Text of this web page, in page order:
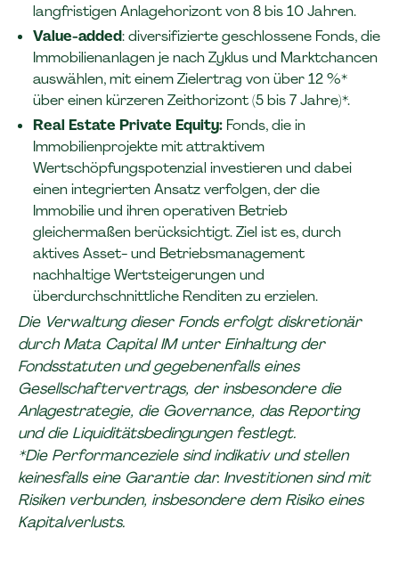
langfristigen Anlagehorizont von 8 bis 10 Jahren.
Value-added: diversifizierte geschlossene Fonds, die
Immobilienanlagen je nach Zyklus und Marktchancen
auswählen, mit einem Zielertrag von über 12 %*
über einen kürzeren Zeithorizont (5 bis 7 Jahre)*.
Real Estate Private Equity: Fonds, die in
Immobilienprojekte mit attraktivem
Wertschöpfungspotenzial investieren und dabei
einen integrierten Ansatz verfolgen, der die
Immobilie und ihren operativen Betrieb
gleichermaßen berücksichtigt. Ziel ist es, durch
aktives Asset- und Betriebsmanagement
nachhaltige Wertsteigerungen und
überdurchschnittliche Renditen zu erzielen.
Die Verwaltung dieser Fonds erfolgt diskretionär
durch Mata Capital IM unter Einhaltung der
Fondsstatuten und gegebenenfalls eines
Gesellschaftervertrags, der insbesondere die
Anlagestrategie, die Governance, das Reporting
und die Liquiditätsbedingungen festlegt.
*Die Performanceziele sind indikativ und stellen
keinesfalls eine Garantie dar. Investitionen sind mit
Risiken verbunden, insbesondere dem Risiko eines
Kapitalverlusts.